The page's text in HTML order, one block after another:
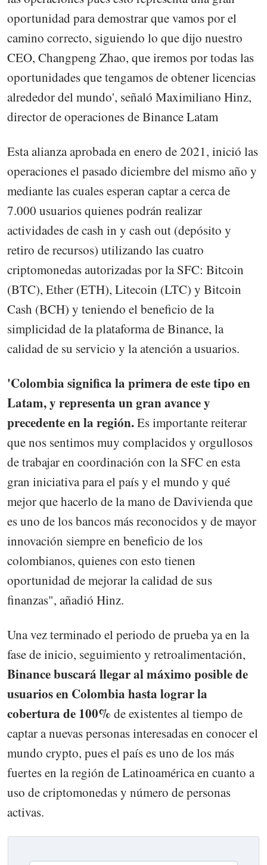
oportunidad para demostrar que vamos por el
camino correcto, siguiendo lo que dijo nuestro
CEO, Changpeng Zhao, que iremos por todas las
oportunidades que tengamos de obtener licencias
alrededor del mundo', señaló Maximiliano Hinz,
director de operaciones de Binance Latam
Esta alianza aprobada en enero de 2021, inició las
operaciones el pasado diciembre del mismo año y
mediante las cuales esperan captar a cerca de
7.000 usuarios quienes podrán realizar
actividades de cash in y cash out (depósito y
retiro de recursos) utilizando las cuatro
criptomonedas autorizadas por la SFC: Bitcoin
(BTC), Ether (ETH), Litecoin (LTC) y Bitcoin
Cash (BCH) y teniendo el beneficio de la
simplicidad de la plataforma de Binance, la
calidad de su servicio y la atención a usuarios.
'Colombia significa la primera de este tipo en
Latam, y representa un gran avance y
precedente en la región.Es importante reiterar
que nos sentimos muy complacidos y orgullosos
de trabajar en coordinación con la SFC en esta
gran iniciativa para el país y el mundo y qué
mejor que hacerlo de la mano de Davivienda que
es uno de los bancos más reconocidos y de mayor
innovación siempre en beneficio de los
colombianos, quienes con esto tienen
oportunidad de mejorar la calidad de sus
finanzas", añadió Hinz.
Una vez terminado el periodo de prueba ya en la
fase de inicio, seguimiento y retroalimentación,
Binance buscará llegar al máximo posible de
usuarios en Colombia hasta lograr la
cobertura de 100% de existentes al tiempo de
captar a nuevas personas interesadas en conocer el
mundo crypto, pues el país es uno de los más
fuertes en la región de Latinoamérica en cuanto a
uso de criptomonedas y número de personas
activas.